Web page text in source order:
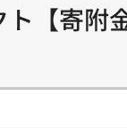
【寄附